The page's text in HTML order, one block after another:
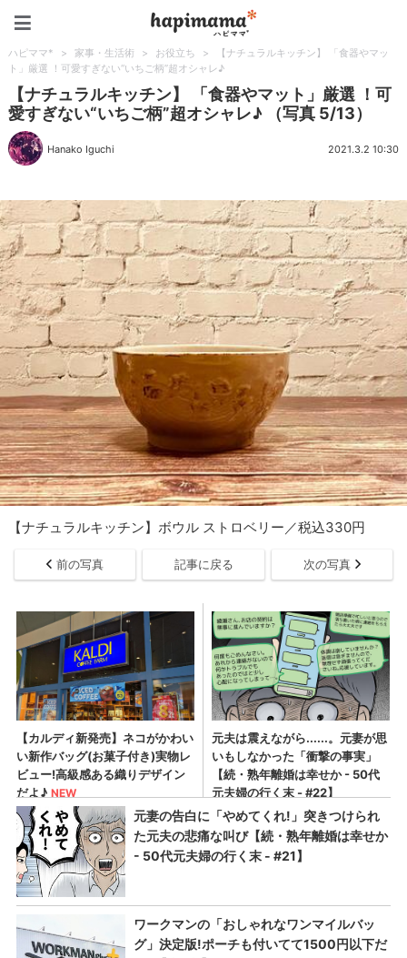
ハピママ* > 家事・生活術 > お役立ち >
【ナチュラルキッチン】 「食器やマッ
ト」厳選 ！可愛すぎない“いちご柄”超オシャレ♪
【ナチュラルキッチン】 「食器やマット」厳選 ！可
愛すぎない“いちご柄”超オシャレ♪ （写真 5/13）
Hanako Iguchi 2021.3.2 10:30
【ナチュラルキッチン】ボウル ストロベリー／税込330円
前の写真 記事に戻る 次の写真